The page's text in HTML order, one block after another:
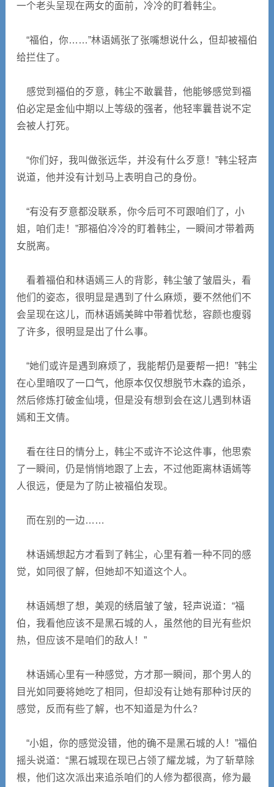
一个老头呈现在两女的面前，冷冷的盯着韩尘。
“福伯，你……”林语嫣张了张嘴想说什么，但却被福伯
给拦住了。
感觉到福伯的歹意，韩尘不敢曩昔，他能够感觉到福
伯必定是金仙中期以上等级的强者，他轻率曩昔说不定
会被人打死。
“你们好，我叫做张远华，并没有什么歹意！”韩尘轻声
说道，他并没有计划马上表明自己的身份。
“有没有歹意都没联系，你今后可不可跟咱们了，小
姐，咱们走！”那福伯冷冷的盯着韩尘，一瞬间才带着两
女脱离。
看着福伯和林语嫣三人的背影，韩尘皱了皱眉头，看
他们的姿态，很明显是遇到了什么麻烦，要不然他们不
会呈现在这儿，而林语嫣美眸中带着忧愁，容颜也瘦弱
了许多，很明显是出了什么事。
“她们或许是遇到麻烦了，我能帮仍是要帮一把！”韩尘
在心里暗叹了一口气，他原本仅仅想脱节木森的追杀，
然后修炼打破金仙境，但是没有想到会在这儿遇到林语
嫣和王文倩。
看在往日的情分上，韩尘不或许不论这件事，他思索
了一瞬间，仍是悄悄地跟了上去，不过他距离林语嫣等
人很远，便是为了防止被福伯发现。
而在别的一边……
林语嫣想起方才看到了韩尘，心里有着一种不同的感
觉，如同很了解，但她却不知道这个人。
林语嫣想了想，美观的绣眉皱了皱，轻声说道：“福
伯，我看他应该不是黑石城的人，虽然他的目光有些炽
热，但应该不是咱们的敌人！”
林语嫣心里有一种感觉，方才那一瞬间，那个男人的
目光如同要将她吃了相同，但却没有让她有那种讨厌的
感觉，反而有些了解，也不知道是为什么？
“小姐，你的感觉没错，他的确不是黑石城的人！”福伯
摇头说道：“黑石城现在现已占领了耀龙城，为了斩草除
根，他们这次派出来追杀咱们的人修为都很高，修为最